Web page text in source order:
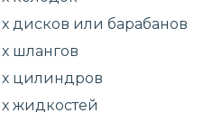
дисков или барабанов
шлангов
цилиндров
жидкостей